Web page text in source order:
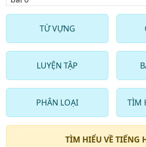
. Tư vựng tiếng hàn trong giáo
6. Tư vựng tiếng hàn trong giáo
7. Tư vựng tiếng hàn trong giáo
8. Tư vựng tiếng hàn trong giáo
bài 10
TỪ VỰNG
LUYỆN TẬP
PHÂN LOẠI TÌM
TÌM HIỂU VỀ TIẾNG